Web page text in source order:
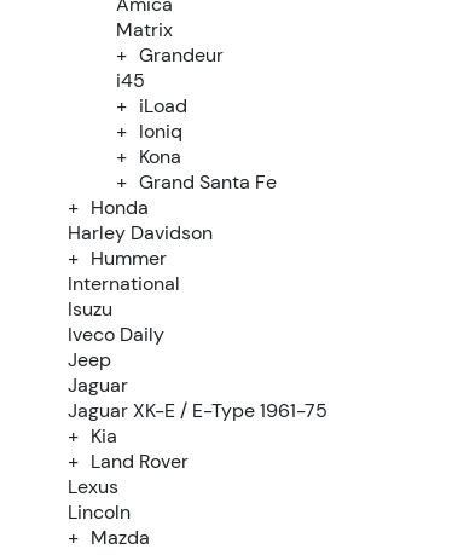
Matrix
Grandeur
i45
iLoad
Ioniq
Kona
Grand Santa Fe
Honda
Harley Davidson
Hummer
International
Isuzu
Iveco Daily
Jeep
Jaguar
Jaguar XK-E / E-Type 1961-75
Kia
Land Rover
Lexus
Lincoln
Mazda